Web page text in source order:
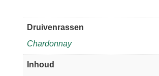
Druivenrassen
Chardonnay
Inhoud